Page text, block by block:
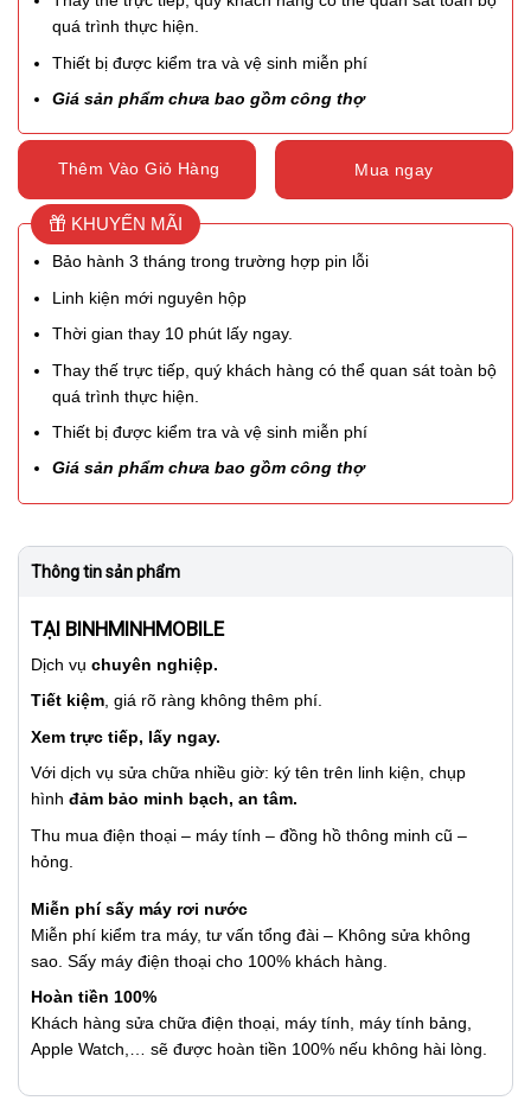
quá trình thực hiện.
Thiết bị được kiểm tra và vệ sinh miễn phí
Giá sản phẩm chưa bao gồm công thợ
Thêm Vào Giỏ Hàng Mua ngay
KHUYẾN MÃI
Bảo hành 3 tháng trong trường hợp pin lỗi
Linh kiện mới nguyên hộp
Thời gian thay 10 phút lấy ngay.
Thay thế trực tiếp, quý khách hàng có thể quan sát toàn bộ
quá trình thực hiện.
Thiết bị được kiểm tra và vệ sinh miễn phí
Giá sản phẩm chưa bao gồm công thợ
Thông tin sản phẩm
TẠI BINHMINHMOBILE
Dịch vụ chuyên nghiệp.
Tiết kiệm, giá rõ ràng không thêm phí.
Xem trực tiếp, lấy ngay.
Với dịch vụ sửa chữa nhiều giờ: ký tên trên linh kiện, chụp
hình đảm bảo minh bạch, an tâm.
Thu mua điện thoại – máy tính – đồng hồ thông minh cũ –
hỏng.
Miễn phí sấy máy rơi nước
Miễn phí kiểm tra máy, tư vấn tổng đài – Không sửa không
sao. Sấy máy điện thoại cho 100% khách hàng.
Hoàn tiền 100%
Khách hàng sửa chữa điện thoại, máy tính, máy tính bảng,
Apple Watch,… sẽ được hoàn tiền 100% nếu không hài lòng.